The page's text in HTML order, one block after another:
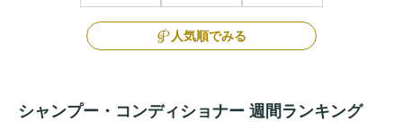
人気順でみる
シャンプー・コンディショナー 週間ランキング